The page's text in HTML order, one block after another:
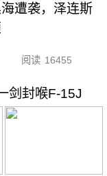
遭袭，泽连斯
阅读 16455
剑封喉F-15J